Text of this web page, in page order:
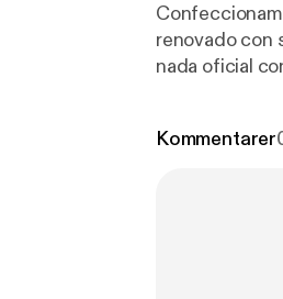
renovado con
nada oficial
Kommentarer